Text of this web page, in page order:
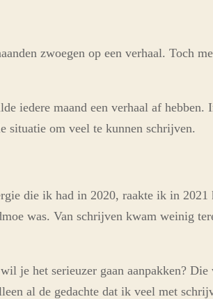
zwoegen op een verhaal. Toch
iedere maand een verhaal af
situatie om veel te kunnen schrijven.
die ik had in 2020, raakte ik in
was. Van schrijven kwam weinig
je het serieuzer gaan aanpakken? Die
al de gedachte dat ik veel met